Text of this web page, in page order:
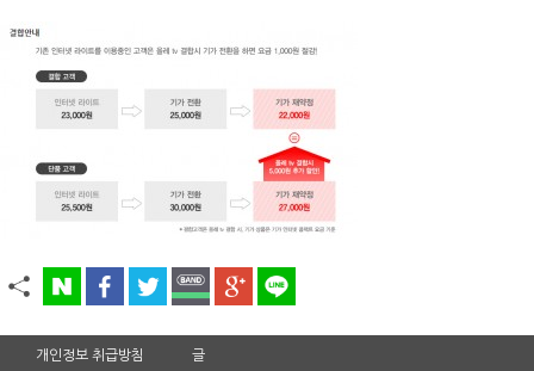
개인정보 취급방침 글